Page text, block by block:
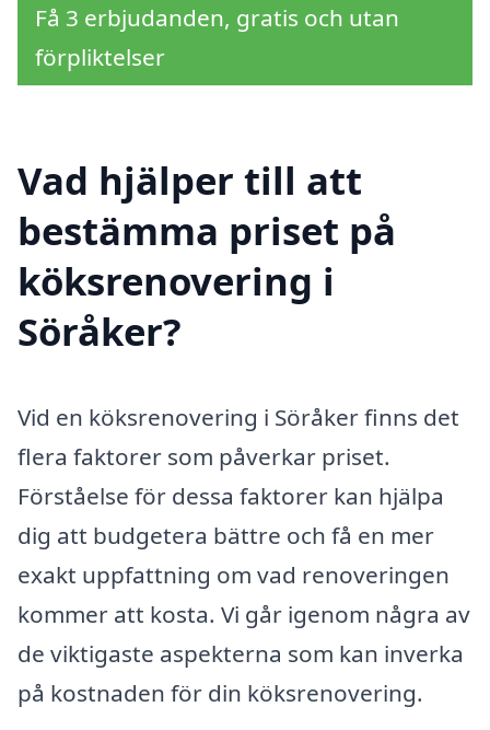
Få 3 erbjudanden, gratis och utan
förpliktelser
Vad hjälper till att
bestämma priset på
köksrenovering i
Söråker?
Vid en köksrenovering i Söråker finns det
flera faktorer som påverkar priset.
Förståelse för dessa faktorer kan hjälpa
dig att budgetera bättre och få en mer
exakt uppfattning om vad renoveringen
kommer att kosta. Vi går igenom några av
de viktigaste aspekterna som kan inverka
på kostnaden för din köksrenovering.